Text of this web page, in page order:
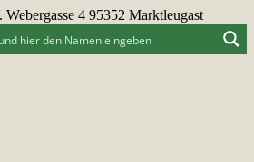
4 95352 Marktleugast